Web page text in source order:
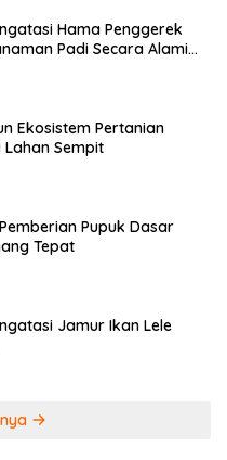
Hama Penggerek
Padi Secara Alami
Ekosistem Pertanian
Sempit
Pupuk Dasar
Tepat
Jamur Ikan Lele